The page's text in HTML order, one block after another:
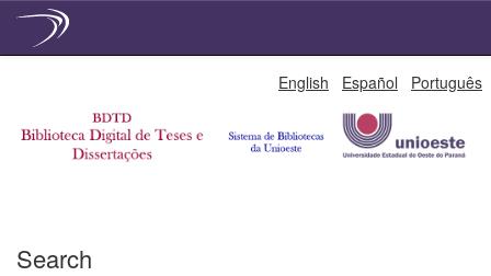
English Español Português
Search